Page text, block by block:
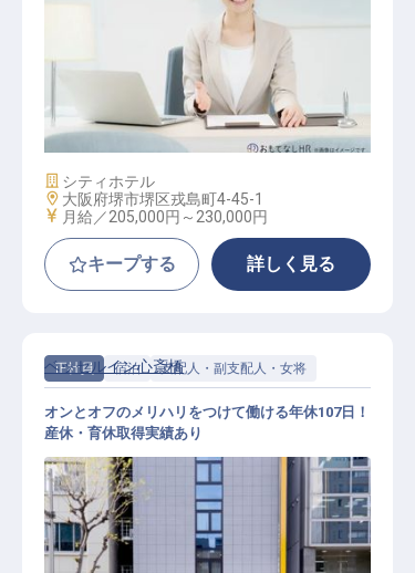
人事リクルーティングスタッフ【勤
務地：ホテルアゴーラリージェンシ
ー大阪堺】
施設業態
シティホテル
勤務地
大阪府堺市堺区戎島町4-45-1
給与
月給／205,000円～ 230,000円
キープする 詳しく見る
正社員 宿泊 支配人・副支配人・女将
ベッセルイン心斎橋
オンとオフのメリハリをつけて働ける年休107日！
産休・育休取得実績あり